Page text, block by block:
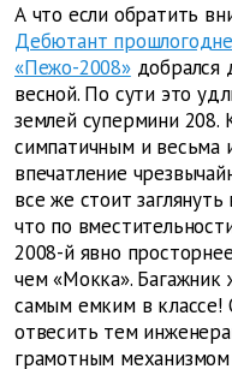
А что если обратить
Дебютант
«Пежо-2008»добрался
весной. По сути это
землей супермини 208.
симпатичным и весьма
впечатление
все же стоит
что по
2008-й явно
чем «Мокка». Багажник
самым емким в классе!
отвесить тем
грамотным